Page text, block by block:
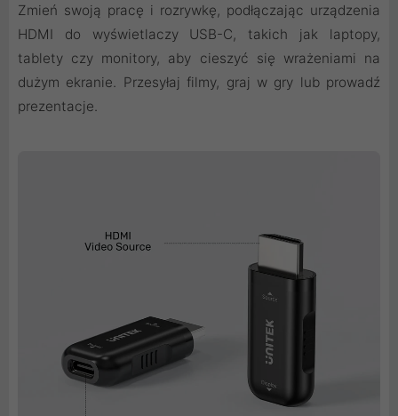
Zmień swoją pracę i rozrywkę, podłączając urządzenia
HDMI do wyświetlaczy USB-C, takich jak laptopy,
tablety czy monitory, aby cieszyć się wrażeniami na
dużym ekranie. Przesyłaj filmy, graj w gry lub prowadź
prezentacje.